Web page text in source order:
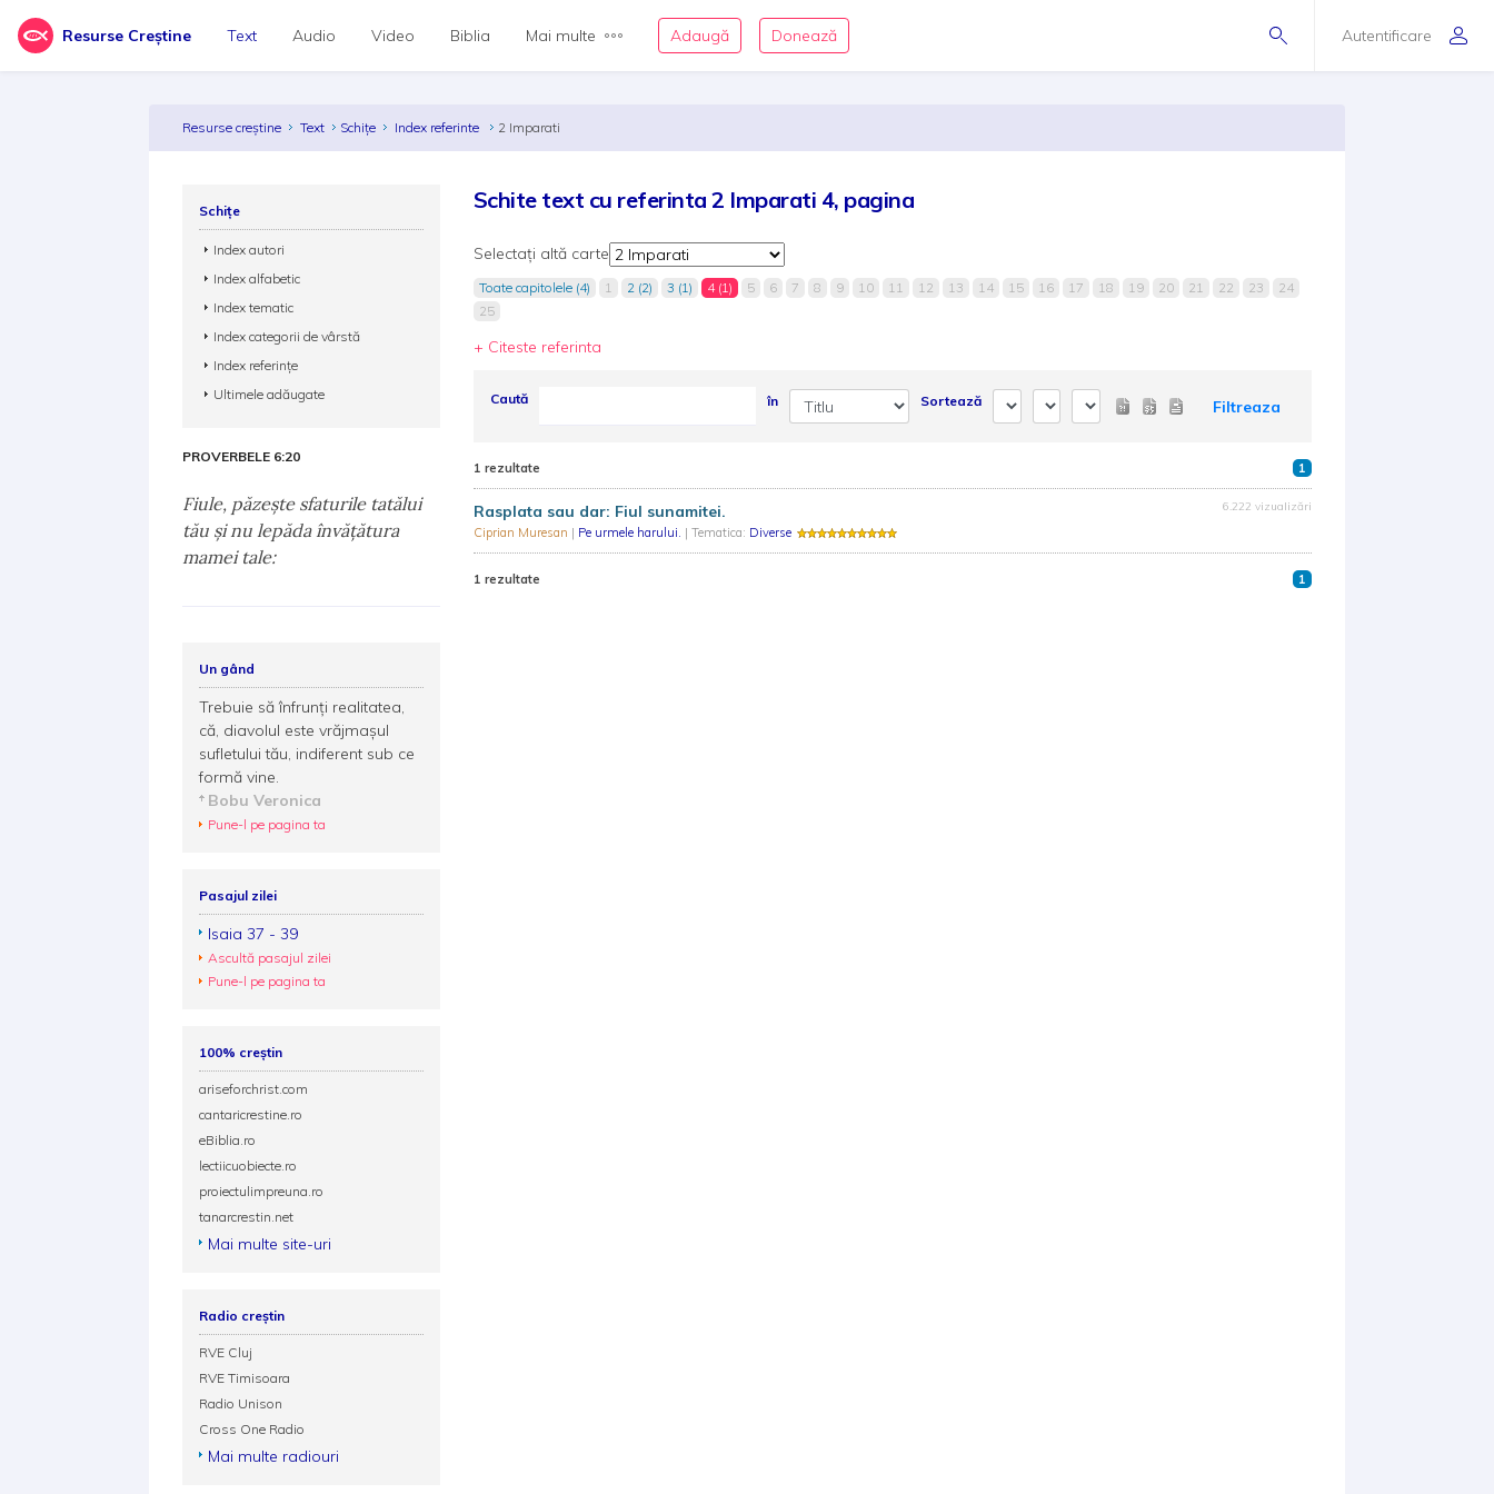
Resurse Creștine Autentificare
Text Audio Video Biblia Mai multe Adaugă Donează
Resurse creștine Text Schițe Index referinte 2 Imparati
Schite text cu referinta 2 Imparati 4, pagina
Selectați altă carte
Toate capitolele (4) 1 2 (2) 3 (1) 4 (1) 5 6 7 8 9 10 11 12 13 14 15 16 17 18 19 20 21 22 23
24
25
+ Citeste referinta
Caută în Sortează Filtreaza
1 rezultate 1
Rasplata sau dar: Fiul sunamitei.
Ciprian Muresan | Pe urmele harului. | Tematica: Diverse
6.222 vizualizări
1 rezultate 1
Schițe
Index autori
Index alfabetic
Index tematic
Index categorii de vârstă
Index referințe
Ultimele adăugate
PROVERBELE 6:20
Fiule, păzeşte sfaturile tatălui
tău şi nu lepăda învăţătura
mamei tale:
Un gând
Trebuie să înfrunți realitatea,
că, diavolul este vrăjmaşul
sufletului tău, indiferent sub ce
formă vine.
Bobu Veronica
Pune-l pe pagina ta
Pasajul zilei
Isaia 37 - 39
Ascultă pasajul zilei
Pune-l pe pagina ta
100% creștin
ariseforchrist.com
cantaricrestine.ro
eBiblia.ro
lectiicuobiecte.ro
proiectulimpreuna.ro
tanarcrestin.net
Mai multe site-uri
Radio creștin
RVE Cluj
RVE Timisoara
Radio Unison
Cross One Radio
Mai multe radiouri